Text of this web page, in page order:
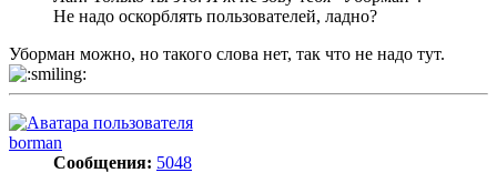
Не надо оскорблять пользователей, ладно?
Уборман можно, но такого слова нет, так что не надо тут.
borman
Сообщения: 5048